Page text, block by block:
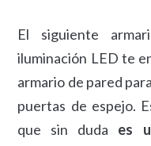
El siguiente
iluminación LED te
armario de pared
puertas de espejo.
que sin duda es